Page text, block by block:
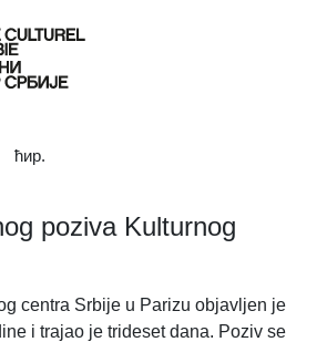
ћир.
poziva Kulturnog
centra Srbije u Parizu objavljen je
i trajao je trideset dana. Poziv se